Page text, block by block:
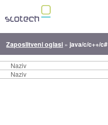
Zaposlitveni oglasi » java/c/c++/c#
Naziv
Naziv